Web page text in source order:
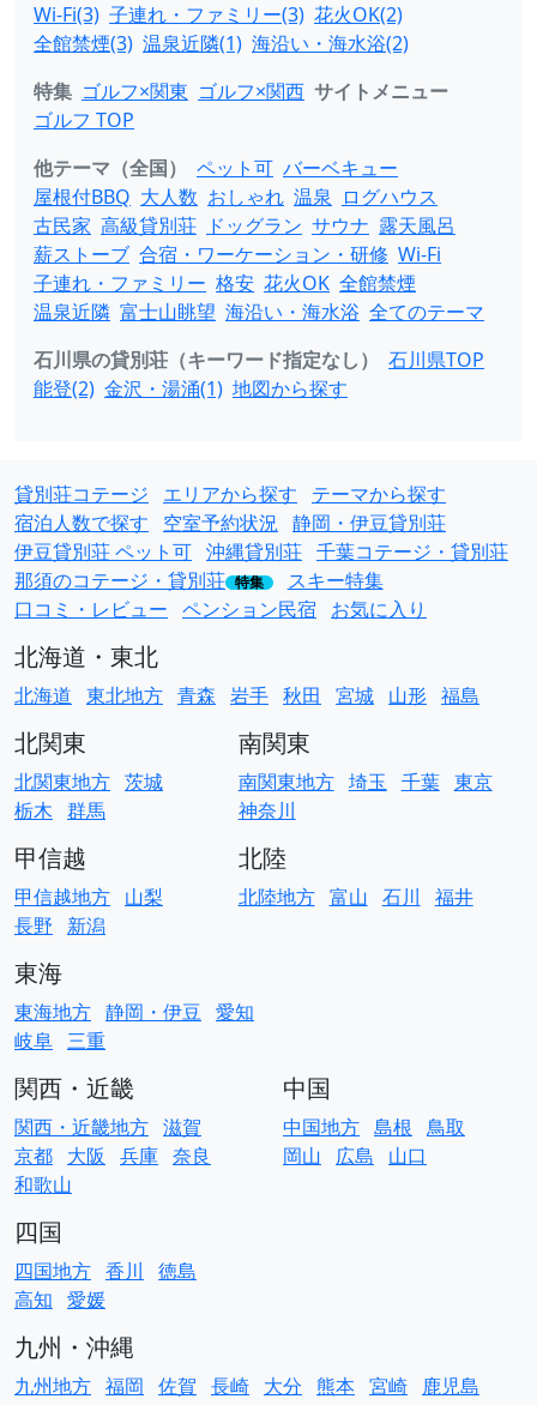
Wi-Fi(3) 子連れ・ファミリー(3) 花火OK(2)
全館禁煙(3) 温泉近隣(1) 海沿い・海水浴(2)
特集 ゴルフ×関東 ゴルフ×関西 サイトメニュー
ゴルフ TOP
他テーマ（全国）
ペット可 バーベキュー
屋根付BBQ 大人数 おしゃれ 温泉 ログハウス
古民家 高級貸別荘 ドッグラン サウナ 露天風呂
薪ストーブ 合宿・ワーケーション・研修 Wi-Fi
子連れ・ファミリー 格安 花火OK 全館禁煙
温泉近隣 富士山眺望 海沿い・海水浴 全てのテーマ
石川県の貸別荘（キーワード指定なし）
石川県TOP
能登(2) 金沢・湯涌(1) 地図から探す
貸別荘コテージ エリアから探す
テーマから探す
宿泊人数で探す
空室予約状況 静岡・伊豆貸別荘
伊豆貸別荘 ペット可 沖縄貸別荘 千葉コテージ・貸別荘
那須のコテージ・貸別荘 特集
スキー特集
口コミ・レビュー ペンション民宿 お気に入り
北海道・東北
北海道 東北地方 青森 岩手 秋田 宮城 山形 福島
北関東
北関東地方 茨城
栃木 群馬
南関東
南関東地方 埼玉 千葉 東京
神奈川
甲信越
甲信越地方 山梨
長野
新潟
北陸
北陸地方 富山 石川 福井
東海
東海地方 静岡・伊豆 愛知
岐阜 三重
関西・近畿
関西・近畿地方 滋賀
京都 大阪 兵庫 奈良
和歌山
中国
中国地方 島根 鳥取
岡山
広島 山口
四国
四国地方 香川
徳島
高知 愛媛
九州・沖縄
九州地方 福岡 佐賀 長崎 大分 熊本 宮崎
鹿児島